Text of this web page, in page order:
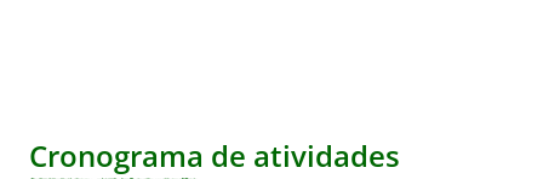
Cronograma de atividades